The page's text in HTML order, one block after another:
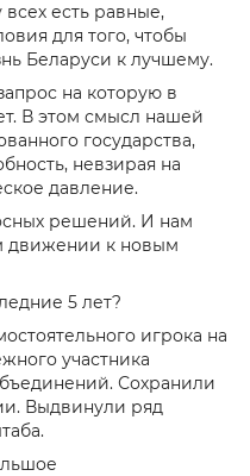
всех есть равные,
для того, чтобы
Беларуси к лучшему.
на которую в
В этом смысл нашей
государства,
невзирая на
давление.
решений. И нам
движении к новым
5 лет?
игрока на
участника
Сохранили
Выдвинули ряд